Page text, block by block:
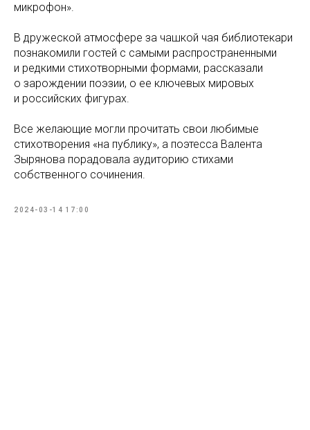
микрофон».
В дружеской атмосфере за чашкой чая библиотекари
познакомили гостей с самыми распространенными
и редкими стихотворными формами, рассказали
о зарождении поэзии, о ее ключевых мировых
и российских фигурах.
Все желающие могли прочитать свои любимые
стихотворения «на публику», а поэтесса Валента
Зырянова порадовала аудиторию стихами
собственного сочинения.
2024-03-14 17:00